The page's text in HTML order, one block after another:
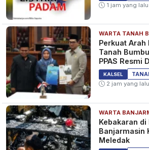
Pelaku
Darat
KALSEL 11
Polsek
Ungkap
Narkotika,
Amankan
1 jam yang lalu
WARTA TANAH
Perkuat Arah
Tanah
PPAS Resmi
KALSEL
2 jam yang lalu
WARTA
Kebakaran di
Banjarmasin
Meledak